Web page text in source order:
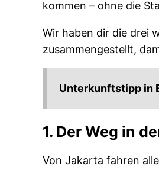
kommen – ohne die
Wir haben dir die drei
zusammengestellt,
Unterkunftstipp in
1. Der Weg in
Von Jakarta fahren